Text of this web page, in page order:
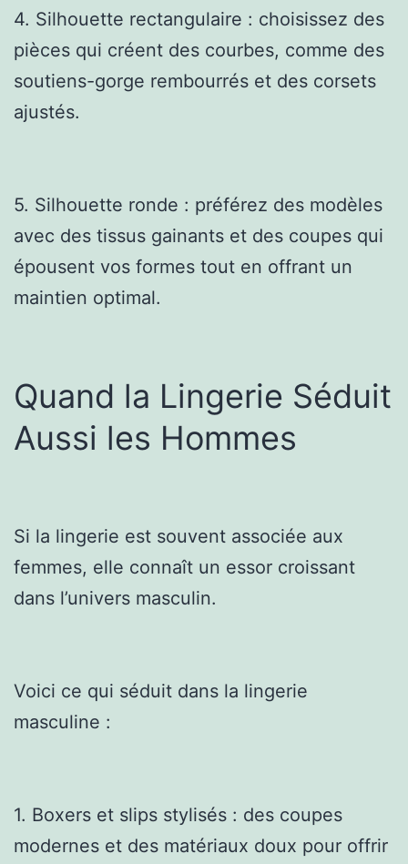
4. Silhouette rectangulaire : choisissez des
pièces qui créent des courbes, comme des
soutiens-gorge rembourrés et des corsets
ajustés.
5. Silhouette ronde : préférez des modèles
avec des tissus gainants et des coupes qui
épousent vos formes tout en offrant un
maintien optimal.
Quand la Lingerie Séduit
Aussi les Hommes
Si la lingerie est souvent associée aux
femmes, elle connaît un essor croissant
dans l’univers masculin.
Voici ce qui séduit dans la lingerie
masculine :
1. Boxers et slips stylisés : des coupes
modernes et des matériaux doux pour offrir